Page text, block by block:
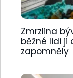
Zmrzlina
běžné lidi ji
zapomněly